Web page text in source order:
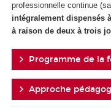
professionnelle continue
intégralement dispensés
à raison de deux à trois
Programme de la
Approche